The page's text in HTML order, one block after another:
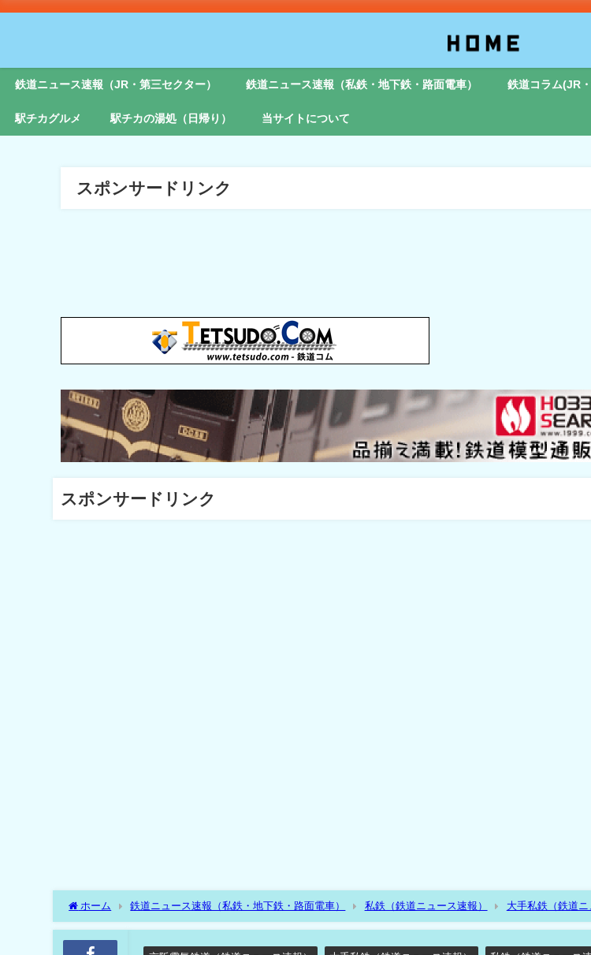
鉄道ニュース速報（JR・第三セクター） 鉄道ニュース速報（私鉄・地下鉄・路面電車） 鉄道コラム(JR
駅チカグルメ 駅チカの湯処（日帰り） 当サイトについて
スポンサードリンク
スポンサードリンク
ホーム 鉄道ニュース速報（私鉄・地下鉄・路面電車） 私鉄（鉄道ニュース速報） 大手私鉄（鉄道ニ
ニュース速報）
京阪電気鉄道（鉄道ニュース速報） ダイヤ変更??8/22におけいはんで⁉快速急行復活や4